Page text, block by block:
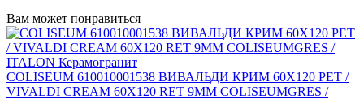
Вам может понравиться
COLISEUM 610010001538 ВИВАЛЬДИ КРИМ 60X120 РЕТ /
VIVALDI CREAM 60X120 RET 9MM COLISEUMGRES /